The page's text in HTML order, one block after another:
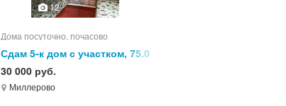
12
Дома посуточно, почасово
Сдам 5-к дом с участком, 75.0
кв.м, этажей 1
30 000 руб.
Миллерово